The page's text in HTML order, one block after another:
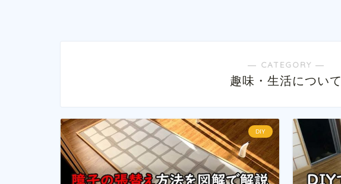
― CATEGORY ―
趣味・生活について
DIY